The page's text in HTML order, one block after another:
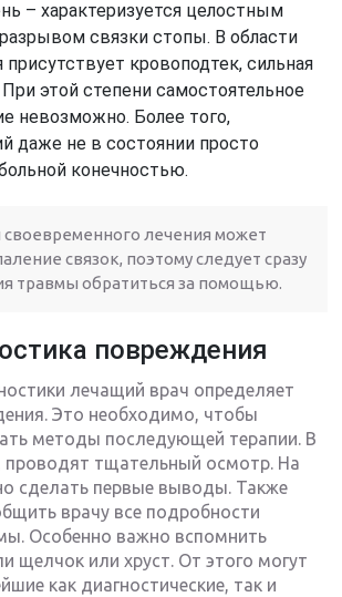
– характеризуется целостным
связки стопы. В области
кровоподтек, сильная
При этой степени самостоятельное
невозможно. Более того,
даже не в состоянии просто
конечностью.
своевременного лечения может
связок, поэтому следует сразу
травмы обратиться за помощью.
повреждения
лечащий врач определяет
Это необходимо, чтобы
методы последующей терапии. В
проводят тщательный осмотр. На
сделать первые выводы. Также
врачу все подробности
Особенно важно вспомнить
щелчок или хруст. От этого могут
как диагностические, так и